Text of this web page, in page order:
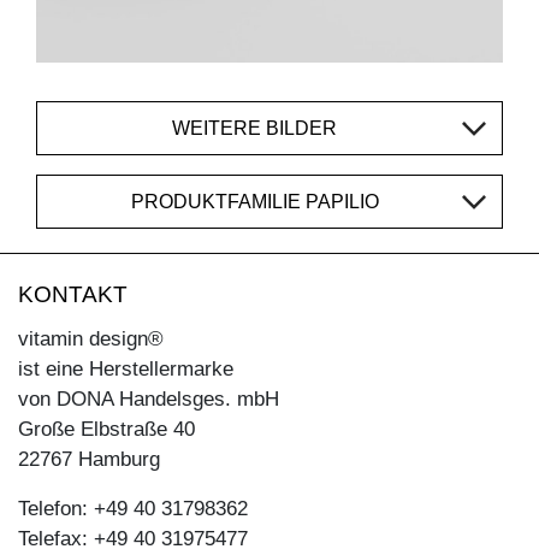
WEITERE BILDER
PRODUKTFAMILIE PAPILIO
KONTAKT
vitamin design®
ist eine Herstellermarke
von DONA Handelsges. mbH
Große Elbstraße 40
22767 Hamburg
Telefon: +49 40 31798362
Telefax: +49 40 31975477